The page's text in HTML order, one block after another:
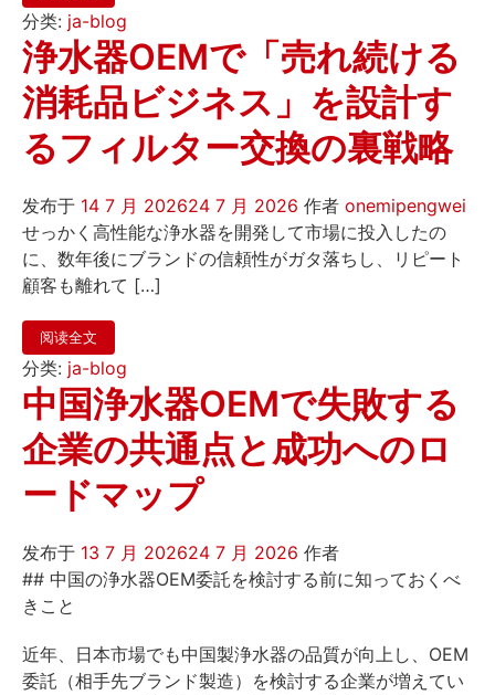
分类: ja-blog
浄水器OEMで「売れ続ける
消耗品ビジネス」を設計す
るフィルター交換の裏戦略
发布于 14 7 月 202624 7 月 2026 作者 onemipengwei
せっかく高性能な浄水器を開発して市場に投入したの
に、数年後にブランドの信頼性がガタ落ちし、リピート
顧客も離れて […]
阅读全文
分类: ja-blog
中国浄水器OEMで失敗する
企業の共通点と成功へのロ
ードマップ
发布于 13 7 月 202624 7 月 2026 作者
## 中国の浄水器OEM委託を検討する前に知っておくべ
きこと
近年、日本市場でも中国製浄水器の品質が向上し、OEM
委託（相手先ブランド製造）を検討する企業が増えてい